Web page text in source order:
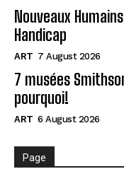
Nouveaux
Handicap
ART 7 August 2026
7 musées
pourquoi!
ART 6 August 2026
Page